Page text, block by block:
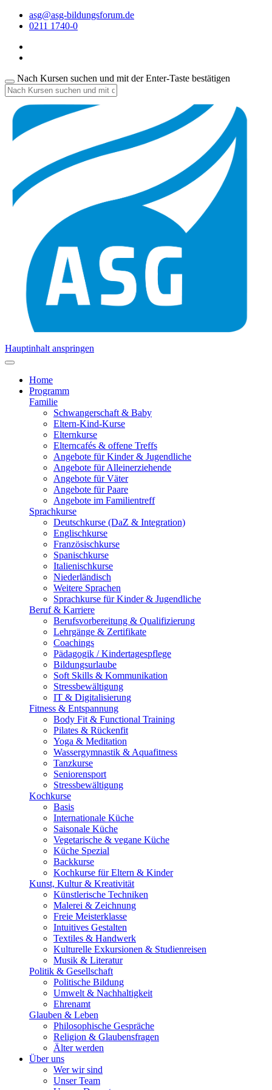
asg@asg-bildungsforum.de
0211 1740-0
Nach Kursen suchen und mit der Enter-Taste bestätigen
Hauptinhalt anspringen
Home
Programm
Familie
Schwangerschaft & Baby
Eltern-Kind-Kurse
Elternkurse
Elterncafés & offene Treffs
Angebote für Kinder & Jugendliche
Angebote für Alleinerziehende
Angebote für Väter
Angebote für Paare
Angebote im Familientreff
Sprachkurse
Deutschkurse (DaZ & Integration)
Englischkurse
Französischkurse
Spanischkurse
Italienischkurse
Niederländisch
Weitere Sprachen
Sprachkurse für Kinder & Jugendliche
Beruf & Karriere
Berufsvorbereitung & Qualifizierung
Lehrgänge & Zertifikate
Coachings
Pädagogik / Kindertagespflege
Bildungsurlaube
Soft Skills & Kommunikation
Stressbewältigung
IT & Digitalisierung
Fitness & Entspannung
Body Fit & Functional Training
Pilates & Rückenfit
Yoga & Meditation
Wassergymnastik & Aquafitness
Tanzkurse
Seniorensport
Stressbewältigung
Kochkurse
Basis
Internationale Küche
Saisonale Küche
Vegetarische & vegane Küche
Küche Spezial
Backkurse
Kochkurse für Eltern & Kinder
Kunst, Kultur & Kreativität
Künstlerische Techniken
Malerei & Zeichnung
Freie Meisterklasse
Intuitives Gestalten
Textiles & Handwerk
Kulturelle Exkursionen & Studienreisen
Musik & Literatur
Politik & Gesellschaft
Politische Bildung
Umwelt & Nachhaltigkeit
Ehrenamt
Glauben & Leben
Philosophische Gespräche
Religion & Glaubensfragen
Älter werden
Über uns
Wer wir sind
Unser Team